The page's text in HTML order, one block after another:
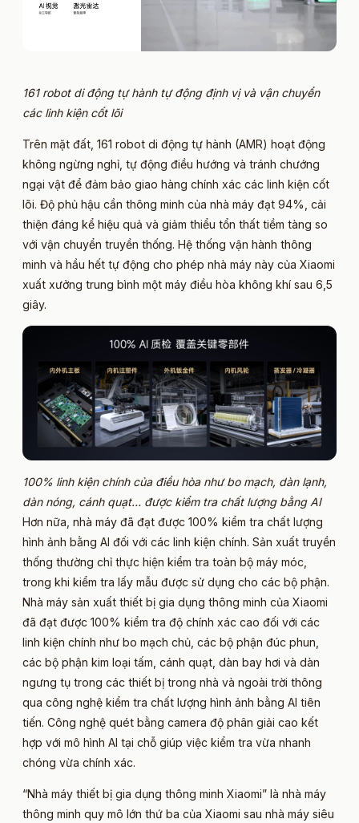
161 robot di động tự hành tự động định vị và vận chuyển
các linh kiện cốt lõi
Trên mặt đất, 161 robot di động tự hành (AMR) hoạt động
không ngừng nghỉ, tự động điều hướng và tránh chướng
ngại vật để đảm bảo giao hàng chính xác các linh kiện cốt
lõi. Độ phủ hậu cần thông minh của nhà máy đạt 94%, cải
thiện đáng kể hiệu quả và giảm thiểu tổn thất tiềm tàng so
với vận chuyển truyền thống. Hệ thống vận hành thông
minh và hầu hết tự động cho phép nhà máy này của Xiaomi
xuất xưởng trung bình một máy điều hòa không khí sau 6,5
giây.
100% linh kiện chính của điều hòa như bo mạch, dàn lạnh,
dàn nóng, cánh quạt… được kiểm tra chất lượng bằng AI
Hơn nữa, nhà máy đã đạt được 100% kiểm tra chất lượng
hình ảnh bằng AI đối với các linh kiện chính. Sản xuất truyền
thống thường chỉ thực hiện kiểm tra toàn bộ máy móc,
trong khi kiểm tra lấy mẫu được sử dụng cho các bộ phận.
Nhà máy sản xuất thiết bị gia dụng thông minh của Xiaomi
đã đạt được 100% kiểm tra độ chính xác cao đối với các
linh kiện chính như bo mạch chủ, các bộ phận đúc phun,
các bộ phận kim loại tấm, cánh quạt, dàn bay hơi và dàn
ngưng tụ trong các thiết bị trong nhà và ngoài trời thông
qua công nghệ kiểm tra chất lượng hình ảnh bằng AI tiên
tiến. Công nghệ quét bằng camera độ phân giải cao kết
hợp với mô hình AI tại chỗ giúp việc kiểm tra vừa nhanh
chóng vừa chính xác.
“Nhà máy thiết bị gia dụng thông minh Xiaomi” là nhà máy
thông minh quy mô lớn thứ ba của Xiaomi sau nhà máy siêu